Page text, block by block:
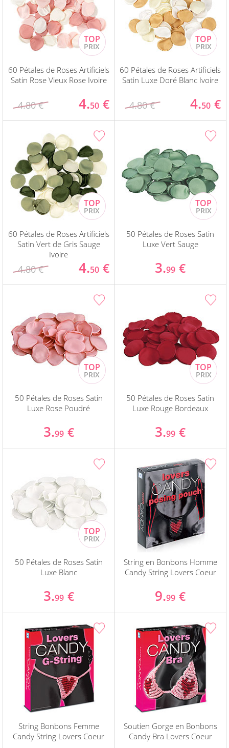
60 Pétales de Roses Artificiels
Satin Rose Vieux Rose Ivoire
4.80 € 4.50 €
60 Pétales de Roses Artificiels
Satin Luxe Doré Blanc Ivoire
4.80 € 4.50 €
60 Pétales de Roses Artificiels
Satin Vert de Gris Sauge
Ivoire
4.80 € 4.50 €
50 Pétales de Roses Satin
Luxe Vert Sauge
3.99 €
50 Pétales de Roses Satin
Luxe Rose Poudré
3.99 €
50 Pétales de Roses Satin
Luxe Rouge Bordeaux
3.99 €
50 Pétales de Roses Satin
Luxe Blanc
3.99 €
String en Bonbons Homme
Candy String Lovers Coeur
9.99 €
String Bonbons Femme
Candy String Lovers Coeur
Soutien Gorge en Bonbons
Candy Bra Lovers Coeur